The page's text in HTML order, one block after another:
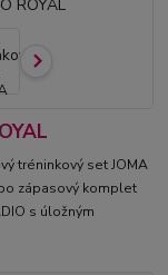
tréninkový set JOMA
zápasový komplet
s úložným